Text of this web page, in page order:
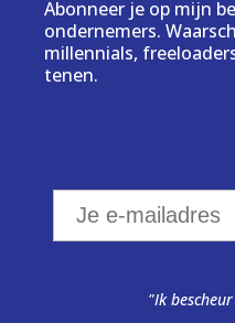
Abonneer je op mijn
ondernemers.
millennials,
tenen.
"Ik